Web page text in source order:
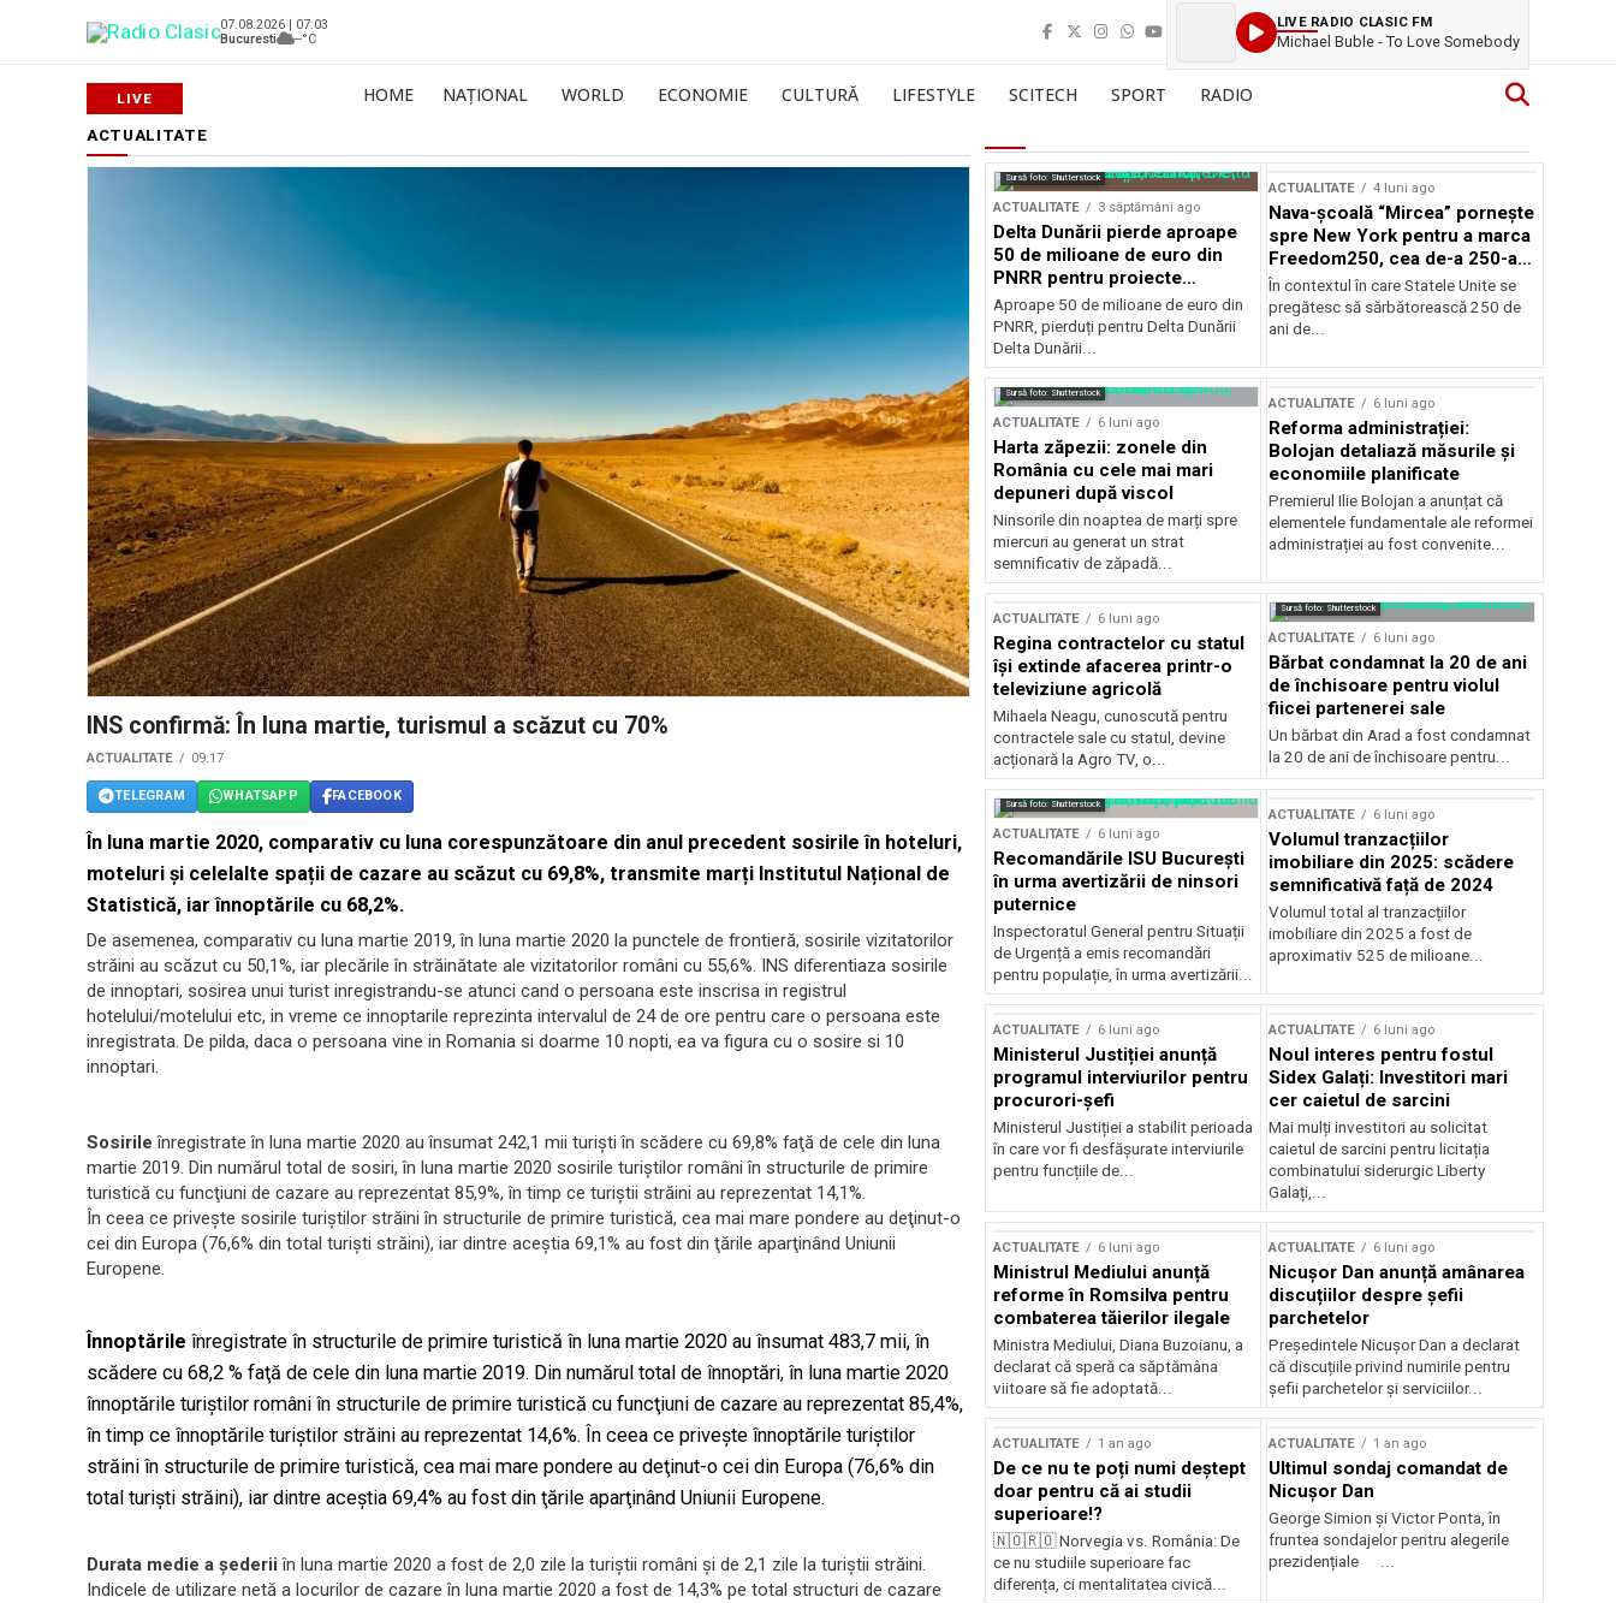
07.08.2026 | 07:03
Bucuresti
--°C
LIVE RADIO CLASIC FM
Michael Buble - To Love Somebody
HOME NAȚIONAL WORLD ECONOMIE CULTURĂ LIFESTYLE SCITECH SPORT RADIO
ACTUALITATE
INS confirmă: ​În luna martie, turismul a scăzut cu 70%
ACTUALITATE 09:17
TELEGRAM WHATSAPP FACEBOOK
În luna martie 2020, comparativ cu luna corespunzătoare din anul precedent sosirile în hoteluri,
moteluri și celelalte spații de cazare au scăzut cu 69,8%, transmite marți Institutul Național de
Statistică, iar înnoptările cu 68,2%.
De asemenea, comparativ cu luna martie 2019, în luna martie 2020 la punctele de frontieră, sosirile vizitatorilor
străini au scăzut cu 50,1%, iar plecările în străinătate ale vizitatorilor români cu 55,6%. INS diferentiaza sosirile
de innoptari, sosirea unui turist inregistrandu-se atunci cand o persoana este inscrisa in registrul
hotelului/motelului etc, in vreme ce innoptarile reprezinta intervalul de 24 de ore pentru care o persoana este
inregistrata. De pilda, daca o persoana vine in Romania si doarme 10 nopti, ea va figura cu o sosire si 10
innoptari.
Sosirileînregistrate în luna martie 2020 au însumat 242,1 mii turiști în scădere cu 69,8% faţă de cele din luna
martie 2019. Din numărul total de sosiri, în luna martie 2020 sosirile turiştilor români în structurile de primire
turistică cu funcţiuni de cazare au reprezentat 85,9%, în timp ce turiştii străini au reprezentat 14,1%.
În ceea ce priveşte sosirile turiştilor străini în structurile de primire turistică, cea mai mare pondere au deţinut-o
cei din Europa (76,6% din total turişti străini), iar dintre aceştia 69,1% au fost din ţările aparţinând Uniunii
Europene.
Înnoptările înregistrate în structurile de primire turistică în luna martie 2020 au însumat 483,7 mii, în
scădere cu 68,2 % faţă de cele din luna martie 2019. Din numărul total de înnoptări, în luna martie 2020
înnoptările turiştilor români în structurile de primire turistică cu funcţiuni de cazare au reprezentat 85,4%,
în timp ce înnoptările turiştilor străini au reprezentat 14,6%. În ceea ce priveşte înnoptările turiştilor
străini în structurile de primire turistică, cea mai mare pondere au deţinut-o cei din Europa (76,6% din
total turişti străini), iar dintre aceştia 69,4% au fost din ţările aparţinând Uniunii Europene.
Durata medie a şederii în luna martie 2020 a fost de 2,0 zile la turiştii români şi de 2,1 zile la turiştii străini.
Indicele de utilizare netă a locurilor de cazare în luna martie 2020 a fost de 14,3% pe total structuri de cazare
Sursă foto: Shutterstock
ACTUALITATE 3 săptămâni ago
Delta Dunării pierde aproape
50 de milioane de euro din
PNRR pentru proiecte
esențiale
Aproape 50 de milioane de euro din
PNRR, pierduți pentru Delta Dunării
Delta Dunării...
ACTUALITATE 4 luni ago
Nava-școală “Mircea” pornește
spre New York pentru a marca
Freedom250, cea de-a 250-a
aniversare a Statelor Unite
În contextul în care Statele Unite se
pregătesc să sărbătorească 250 de
ani de...
Sursă foto: Shutterstock
ACTUALITATE 6 luni ago
Harta zăpezii: zonele din
România cu cele mai mari
depuneri după viscol
Ninsorile din noaptea de marți spre
miercuri au generat un strat
semnificativ de zăpadă...
ACTUALITATE 6 luni ago
Reforma administrației:
Bolojan detaliază măsurile și
economiile planificate
Premierul Ilie Bolojan a anunțat că
elementele fundamentale ale reformei
administrației au fost convenite...
ACTUALITATE 6 luni ago
Regina contractelor cu statul
își extinde afacerea printr-o
televiziune agricolă
Mihaela Neagu, cunoscută pentru
contractele sale cu statul, devine
acționară la Agro TV, o...
Sursă foto: Shutterstock
ACTUALITATE 6 luni ago
Bărbat condamnat la 20 de ani
de închisoare pentru violul
fiicei partenerei sale
Un bărbat din Arad a fost condamnat
la 20 de ani de închisoare pentru...
Sursă foto: Shutterstock
ACTUALITATE 6 luni ago
Recomandările ISU București
în urma avertizării de ninsori
puternice
Inspectoratul General pentru Situații
de Urgență a emis recomandări
pentru populație, în urma avertizării...
ACTUALITATE 6 luni ago
Volumul tranzacțiilor
imobiliare din 2025: scădere
semnificativă față de 2024
Volumul total al tranzacțiilor
imobiliare din 2025 a fost de
aproximativ 525 de milioane...
ACTUALITATE 6 luni ago
Ministerul Justiției anunță
programul interviurilor pentru
procurori-șefi
Ministerul Justiției a stabilit perioada
în care vor fi desfășurate interviurile
pentru funcțiile de...
ACTUALITATE 6 luni ago
Noul interes pentru fostul
Sidex Galați: Investitori mari
cer caietul de sarcini
Mai mulți investitori au solicitat
caietul de sarcini pentru licitația
combinatului siderurgic Liberty
Galați,...
ACTUALITATE 6 luni ago
Ministrul Mediului anunță
reforme în Romsilva pentru
combaterea tăierilor ilegale
Ministra Mediului, Diana Buzoianu, a
declarat că speră ca săptămâna
viitoare să fie adoptată...
ACTUALITATE 6 luni ago
Nicușor Dan anunță amânarea
discuțiilor despre șefii
parchetelor
Președintele Nicușor Dan a declarat
că discuțiile privind numirile pentru
șefii parchetelor și serviciilor...
ACTUALITATE 1 an ago
De ce nu te poți numi deștept
doar pentru că ai studii
superioare!?
🇳🇴🇷🇴 Norvegia vs. România: De
ce nu studiile superioare fac
diferența, ci mentalitatea civică...
ACTUALITATE 1 an ago
Ultimul sondaj comandat de
Nicușor Dan
George Simion și Victor Ponta, în
fruntea sondajelor pentru alegerile
prezidențiale ...